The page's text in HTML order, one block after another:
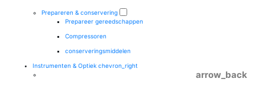
Prepareren & conservering
Prepareer gereedschappen
Compressoren
conserveringsmiddelen
Instrumenten & Optiek chevron_right
arrow_back